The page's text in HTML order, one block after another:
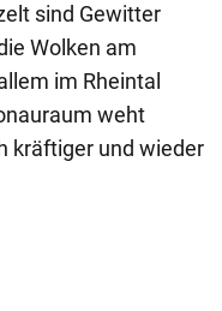
sind Gewitter
Wolken am
im Rheintal
weht
kräftiger und wieder